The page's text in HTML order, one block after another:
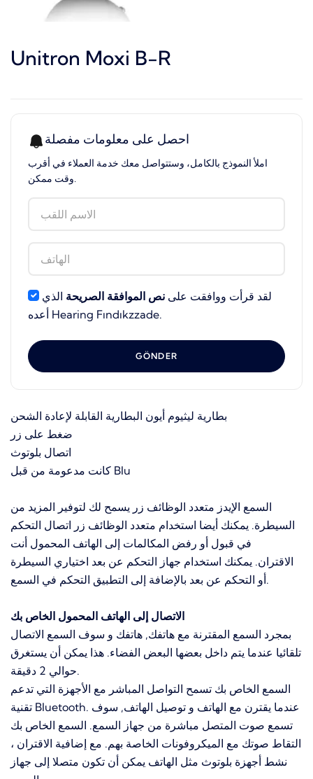
Unitron Moxi B-R
احصل على معلومات مفصلة
املأ النموذج بالكامل، وستتواصل معك خدمة العملاء في أقرب
وقت ممكن.
لقد قرأت ووافقت على نص الموافقة الصريحة الذي
أعده Hearing Fındıkzzade.
GÖNDER
بطارية ليثيوم أيون البطارية القابلة لإعادة الشحن
ضغط على زر
اتصال بلوتوث
كانت مدعومة من قبل Blu
السمع الإيدز متعدد الوظائف زر يسمح لك لتوفير المزيد من
السيطرة. يمكنك أيضا استخدام متعدد الوظائف زر اتصال التحكم
في قبول أو رفض المكالمات إلى الهاتف المحمول أنت
الاقتران. يمكنك استخدام جهاز التحكم عن بعد اختياري السيطرة
أو التحكم عن بعد بالإضافة إلى التطبيق التحكم في السمع.
الاتصال إلى الهاتف المحمول الخاص بك
بمجرد السمع المقترنة مع هاتفك, هاتفك و سوف السمع الاتصال
تلقائيا عندما يتم داخل بعضها البعض الفضاء. هذا يمكن أن يستغرق
حوالي 2 دقيقة.
السمع الخاص بك تسمح التواصل المباشر مع الأجهزة التي تدعم
تقنية Bluetooth. عندما يقترن مع الهاتف و توصيل الهاتف, سوف
تسمع صوت المتصل مباشرة من جهاز السمع. السمع الخاص بك
التقاط صوتك مع الميكروفونات الخاصة بهم. مع إضافية الاقتران ،
نشط أجهزة بلوتوث مثل الهاتف يمكن أن تكون متصلا إلى جهاز